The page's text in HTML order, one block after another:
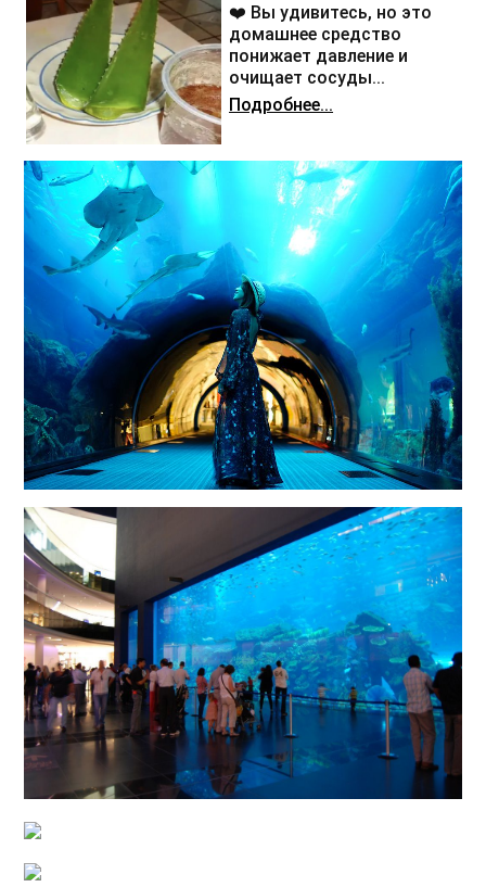
❤️ Вы удивитесь, но это
домашнее средство
понижает давление и
очищает сосуды...
Подробнее...